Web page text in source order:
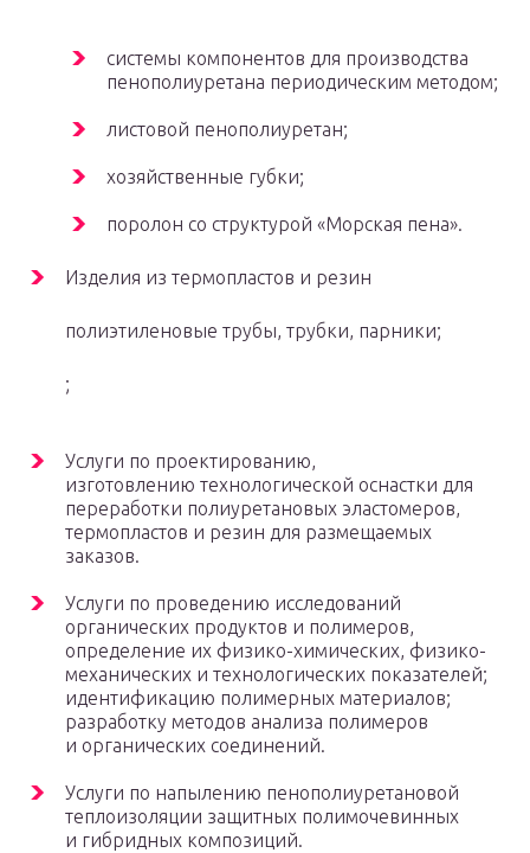
системы компонентов для производства
пенополиуретана периодическим методом;
листовой пенополиуретан;
хозяйственные губки;
поролон со структурой «Морская пена».
Изделия из термопластов и резин
полиэтиленовые трубы, трубки, парники;
;
Услуги по проектированию,
изготовлению технологической оснастки для
переработки полиуретановых эластомеров,
термопластов и резин для размещаемых
заказов.
Услуги по проведению исследований
органических продуктов и полимеров,
определение их физико-химических, физико-
механических и технологических показателей;
идентификацию полимерных материалов;
разработку методов анализа полимеров
и органических соединений.
Услуги по напылению пенополиуретановой
теплоизоляции защитных полимочевинных
и гибридных композиций.